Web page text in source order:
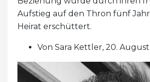
Aufstieg auf den Thron fünf
Heirat erschüttert.
Von Sara Kettler, 20. August